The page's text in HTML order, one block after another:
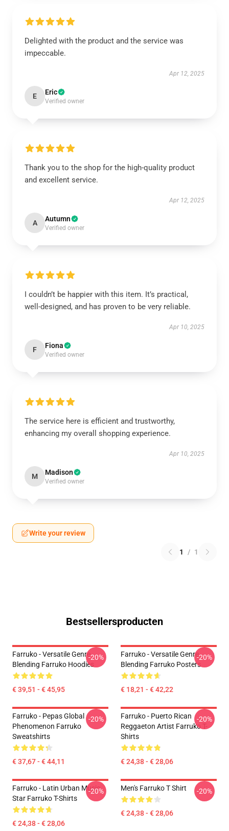
Delighted with the product and the service was
impeccable.
Apr 12, 2025
E Eric
Verified owner
Thank you to the shop for the high-quality product
and excellent service.
Apr 12, 2025
A Autumn
Verified owner
I couldn’t be happier with this item. It’s practical,
well-designed, and has proven to be very reliable.
Apr 10, 2025
F Fiona
Verified owner
The service here is efficient and trustworthy,
enhancing my overall shopping experience.
Apr 10, 2025
M Madison
Verified owner
Write your review
1 / 1
Bestsellersproducten
Farruko - Versatile Genre
Blending Farruko Hoodies
€ 39,51 - € 45,95
-20%
Farruko - Versatile Genre
Blending Farruko Posters
€ 18,21 - € 42,22
-20%
Farruko - Pepas Global
Phenomenon Farruko
Sweatshirts
€ 37,67 - € 44,11
-20%
Farruko - Puerto Rican
Reggaeton Artist Farruko T-
Shirts
€ 24,38 - € 28,06
-20%
Farruko - Latin Urban Music
Star Farruko T-Shirts
€ 24,38 - € 28,06
-20% Men's Farruko T Shirt
€ 24,38 - € 28,06
-20%